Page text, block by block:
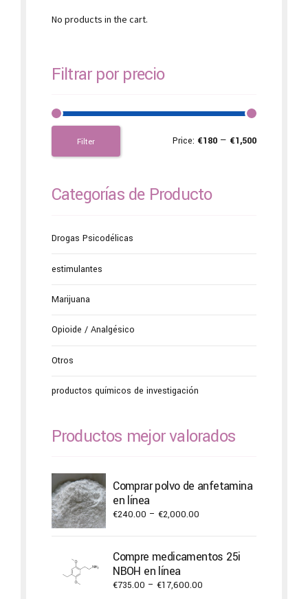
No products in the cart.
Filtrar por precio
Filter Price: €180 — €1,500
Categorías de Producto
Drogas Psicodélicas
estimulantes
Marijuana
Opioide / Analgésico
Otros
productos químicos de investigación
Productos mejor valorados
Comprar polvo de anfetamina
en línea
€240.00 – €2,000.00
through
Compre medicamentos 25i
NBOH en línea
€735.00 – €17,600.00